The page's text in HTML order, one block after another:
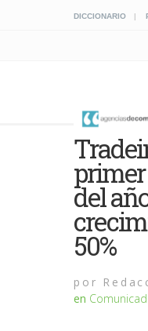
DICCIONARIO
del
50%
por
en